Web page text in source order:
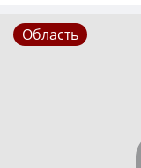
Область